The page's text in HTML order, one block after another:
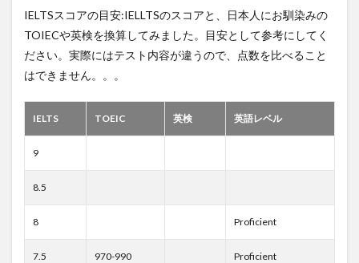
IELTSスコアの目安:IELLTSのスコアと、日本人にお馴染みの
TOIECや英検を換算してみました。目安として参考にしてく
ださい。実際にはテスト内容が違うので、点数を比べること
はできません。。。
IELTS TOEIC 英検 英語レベル
9
8.5
8 Proficient
7.5 970-990 Proficient